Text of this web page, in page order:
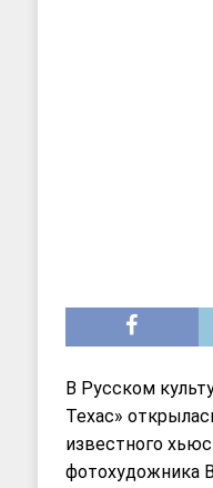
В Русском
Техас»
известного
фотохудожника